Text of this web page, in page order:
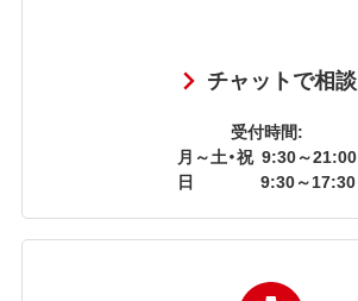
チャットで相談
受付時間:
月～土・祝 9:30～21:00
日
9:30～17:30